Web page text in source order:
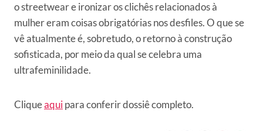
o streetwear e ironizar os clichês relacionados à
mulher eram coisas obrigatórias nos desfiles. O que se
vê atualmente é, sobretudo, o retorno à construção
sofisticada, por meio da qual se celebra uma
ultrafeminilidade.
Cliqueaquipara conferir dossiê completo.